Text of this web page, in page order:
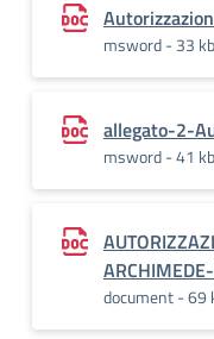
msword - 33 kb
allegato-2-
msword - 41 kb
document - 69